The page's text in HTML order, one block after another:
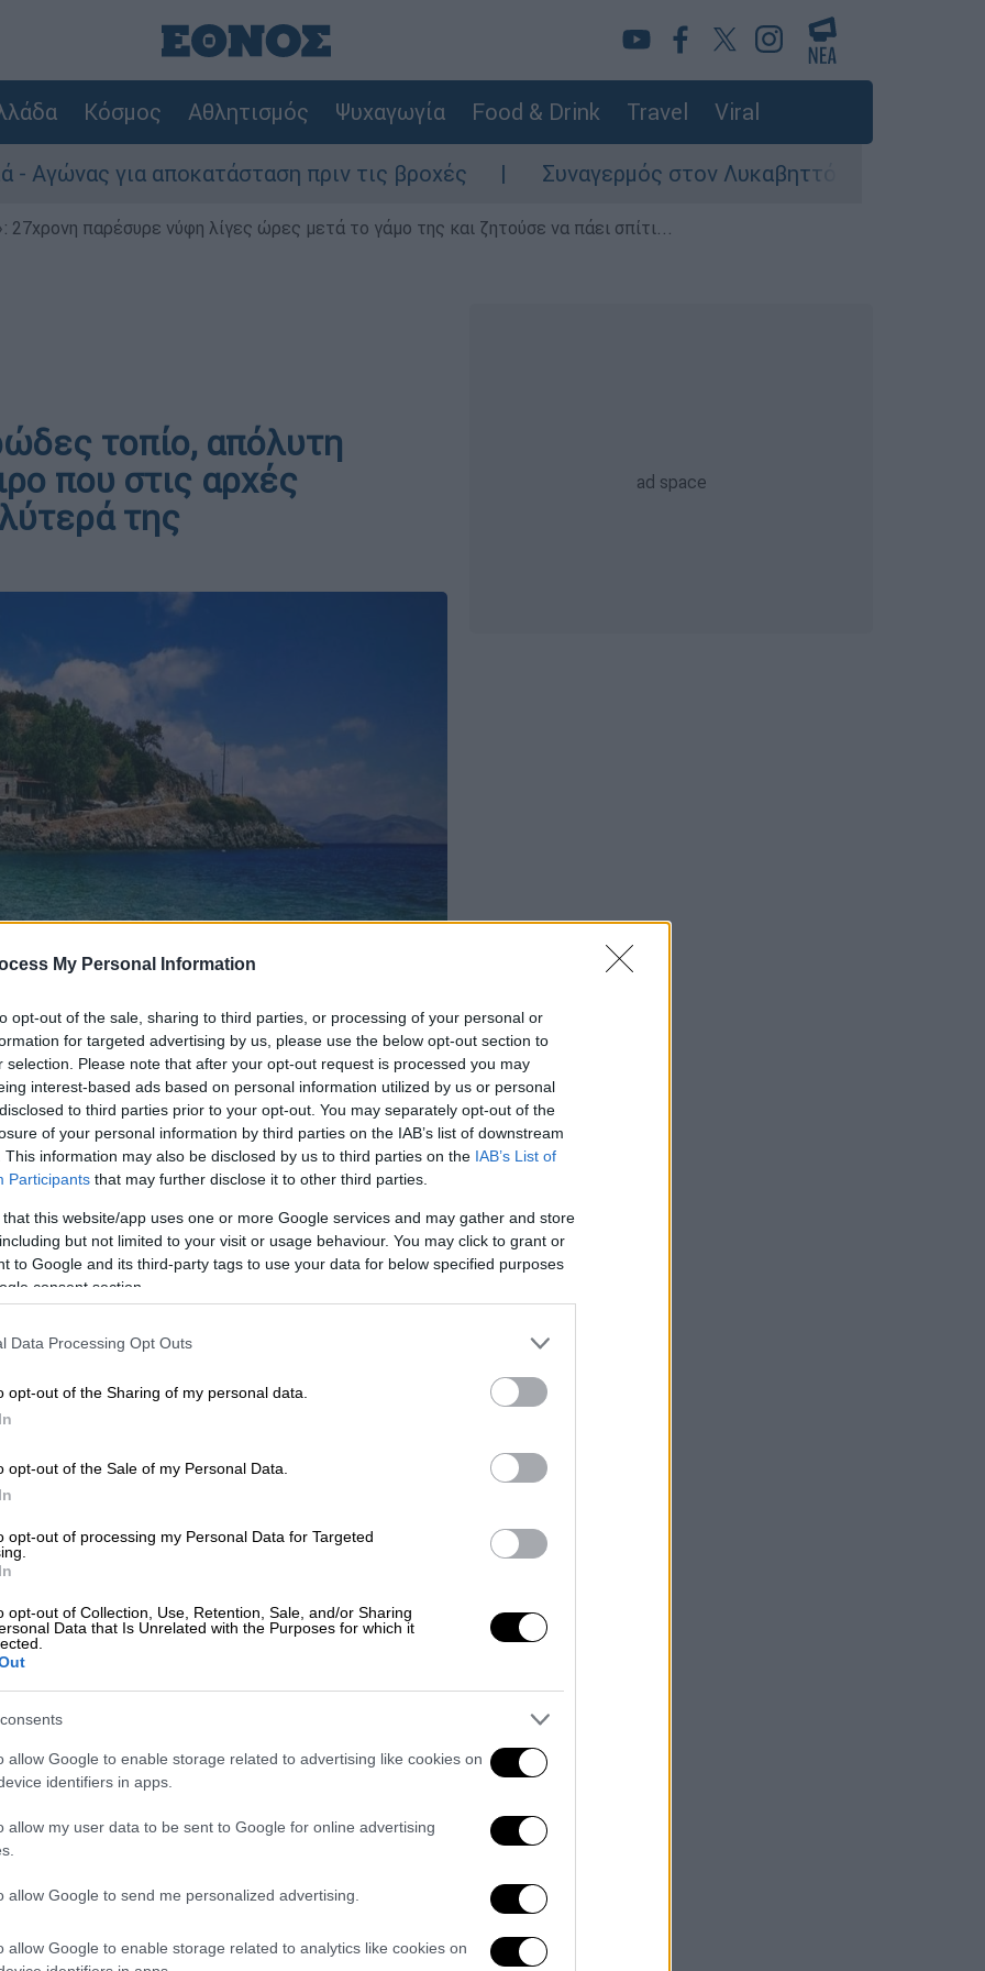
My Personal Information
opt-out of the sale, sharing to third parties, or processing of your personal or
for targeted advertising by us, please use the below opt-out section to
selection. Please note that after your opt-out request is processed you may
interest-based ads based on personal information utilized by us or personal
to third parties prior to your opt-out. You may separately opt-out of the
of your personal information by third parties on the IAB’s list of downstream
This information may also be disclosed by us to third parties on the IAB’s List of
Participants that may further disclose it to other third parties.
that this website/app uses one or more Google services and may gather and store
but not limited to your visit or usage behaviour. You may click to grant or
to Google and its third-party tags to use your data for below specified purposes
consent section.
Data Processing Opt Outs
opt-out of the Sharing of my personal data.
opt-out of the Sale of my Personal Data.
opt-out of processing my Personal Data for Targeted
opt-out of Collection, Use, Retention, Sale, and/or Sharing
Data that Is Unrelated with the Purposes for which it
allow Google to enable storage related to advertising like cookies on
identifiers in apps.
allow my user data to be sent to Google for online advertising
allow Google to send me personalized advertising.
allow Google to enable storage related to analytics like cookies on
Κόσμος Αθλητισμός Ψυχαγωγία Food & Drink Travel Viral
για αποκατάσταση πριν τις βροχές Συναγερμός στον Λυκαβηττό: Σορός σε
παρέσυρε νύφη λίγες ώρες μετά το γάμο της και ζητούσε να πάει σπίτι...
τοπίο, απόλυτη
που στις αρχές
της
το ΕΘΝΟΣ στη Google
γνωρίζει πρωτοφανήτουριστική
διακοπών, κάτι που εύκολα
θα μπουν σε διαδικασία αναζήτησης
Τα νησιά μας έχουν μεν την
να «κλέψουν» τεράστιο μερίδιο της
πόλεις και χωριά βουτηγμένα
τις διακοπές τους αργά
βρίσκεσαι σε αναζήτηση του
του καλοκαιριού,η αρχόντισσαΜάνη
ξεχωριστής ομορφιάς και κάποιες
πως βρίσκεσαι στο Αιγαίο.
λιγότερο προβεβλημένες παραλίες της
άγονη με φυσική ομορφιά και νερά
μπαίνει στη λίστα με τις ωραιότερες
όχι άδικα.
bars, μουσική, φασαρία και ξαπλώστρες
«δώρο» για τους λίγους που την
Για να βρεις καφέ, περίπτερο και
από 5 λεπτά, οπότε φρόντισε να